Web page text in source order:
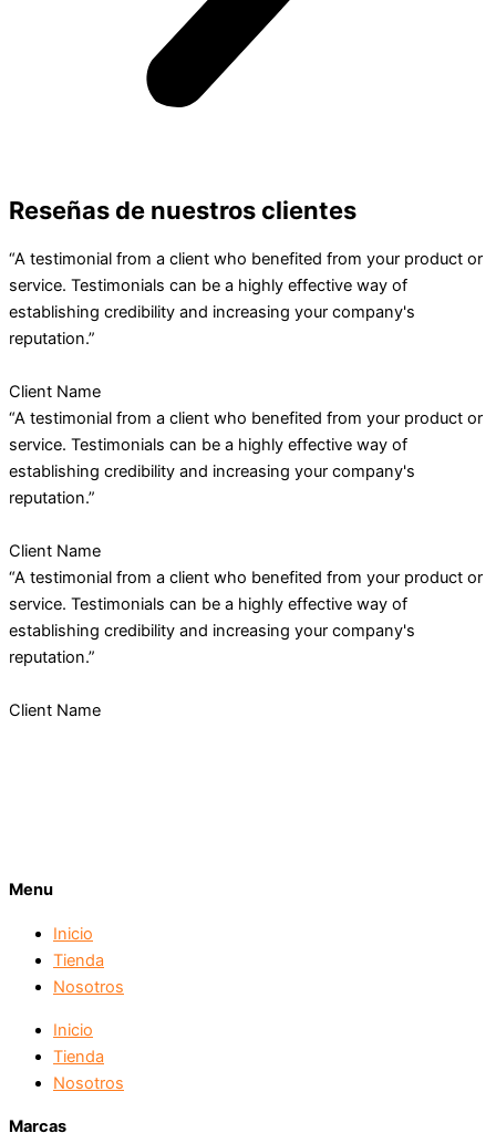
Reseñas de nuestros clientes
“A testimonial from a client who benefited from your product or
service. Testimonials can be a highly effective way of
establishing credibility and increasing your company's
reputation.”
Client Name
“A testimonial from a client who benefited from your product or
service. Testimonials can be a highly effective way of
establishing credibility and increasing your company's
reputation.”
Client Name
“A testimonial from a client who benefited from your product or
service. Testimonials can be a highly effective way of
establishing credibility and increasing your company's
reputation.”
Client Name
Menu
Inicio
Tienda
Nosotros
Inicio
Tienda
Nosotros
Marcas